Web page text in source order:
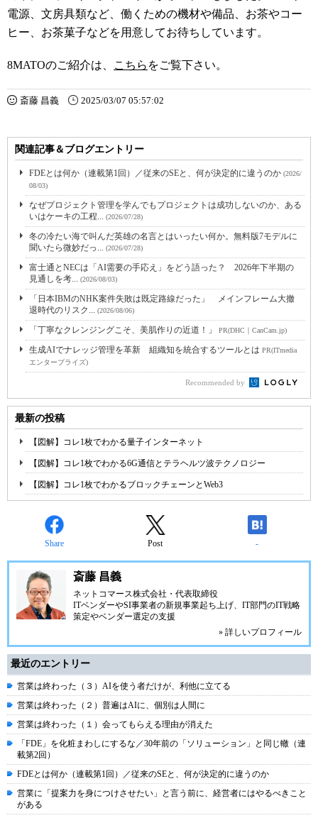
電源、文房具類など、働くための機材や備品、お茶やコー
ヒー、お茶菓子などを用意してお待ちしています。
8MATOのご紹介は、 こちら をご覧下さい。
斎藤 昌義 2025/03/07 05:57:02
関連記事＆ブログエントリー
FDEとは何か（連載第1回）／従来のSEと、何が決定的に違うのか (2026/
08/03)
なぜプロジェクト管理を学んでもプロジェクトは成功しないのか、ある
いはケーキの工程...
(2026/07/28)
冬の冷たい海で叫んだ英雄の名言とはいったい何か。無料版7モデルに
聞いたら微妙だっ...
(2026/07/28)
富士通とNECは「AI需要の手応え」をどう語った？ 2026年下半期の
見通しを考...
(2026/08/03)
「日本IBMのNHK案件失敗は既定路線だった」 メインフレーム大撤
退時代のリスク...
(2026/08/06)
「丁寧なクレンジングこそ、美肌作りの近道！」 PR(DHC｜CanCam.jp)
生成AIでナレッジ管理を革新 組織知を統合するツールとは PR(ITmedia
エンタープライズ)
Recommended by
最新の投稿
【図解】コレ1枚でわかる量子インターネット
【図解】コレ1枚でわかる6G通信とテラヘルツ波テクノロジー
【図解】コレ1枚でわかるブロックチェーンとWeb3
Share Post -
斎藤 昌義
ネットコマース株式会社 ・代表取締役
ITベンダーやSI事業者の新規事業起ち上げ、IT部門のIT戦略
策定やベンダー選定の支援
» 詳しいプロフィール
最近のエントリー
営業は終わった（３）AIを使う者だけが、利他に立てる
営業は終わった（２）普遍はAIに、個別は人間に
営業は終わった（１）会ってもらえる理由が消えた
「FDE」を化粧まわしにするな／30年前の「ソリューション」と同じ轍（連
載第2回）
FDEとは何か（連載第1回）／従来のSEと、何が決定的に違うのか
営業に「提案力を身につけさせたい」と言う前に、経営者にはやるべきこと
がある